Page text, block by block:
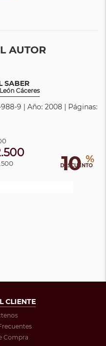
AUTOR
SABER
Cáceres
9 | Año: 2008 | Páginas:
10 %
DESCUENTO
CLIENTE
Compra